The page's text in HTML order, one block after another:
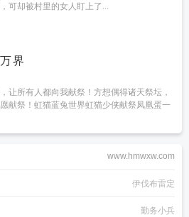
可却被村里的女人盯上了...
界
让所有人都向我献祭！方想偶得诸天祭坛，
献祭！虹猫蓝兔世界虹猫少侠献祭凤凰蛋一
www.hmwxw.com
伊伐布雷定
勤务小兵